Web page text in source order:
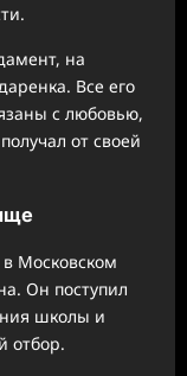
на
Все его
с любовью,
от своей
Московском
Он поступил
школы и
отбор.